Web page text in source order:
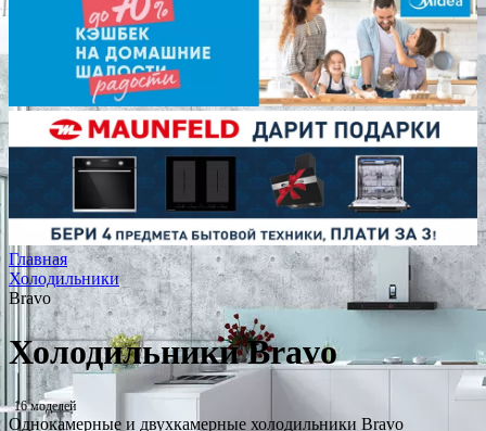
Главная
Холодильники
Bravo
Холодильники Bravo
16 моделей
Однокамерные и двухкамерные холодильники Bravo